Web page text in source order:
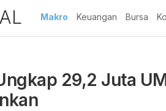
Makro Keuangan Bursa
29,2 Juta